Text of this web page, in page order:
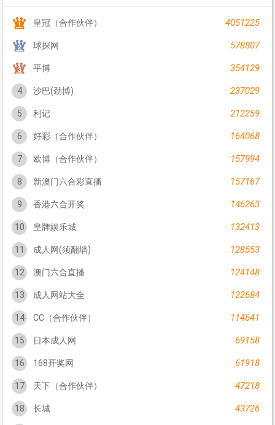
皇冠（合作伙伴） 4051225
球探网 578807
平博 354129
4 沙巴(劲博) 237029
5 利记 212259
6 好彩（合作伙伴） 164068
7 欧博（合作伙伴） 157994
8 新澳门六合彩直播 157167
9 香港六合开奖 146263
10 皇牌娱乐城 132413
11 成人网(须翻墙) 128553
12 澳门六合直播 124148
13 成人网站大全 122684
14 CC（合作伙伴） 114641
15 日本成人网 69158
16 168开奖网 61918
17 天下（合作伙伴） 47218
18 长城 43726